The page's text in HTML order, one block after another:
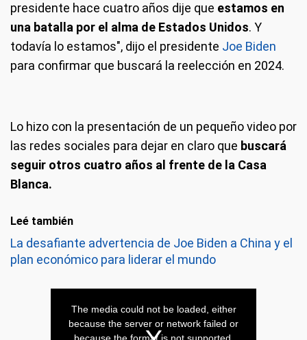
presidente hace cuatro años dije que estamos en
una batalla por el alma de Estados Unidos. Y
todavía lo estamos", dijo el presidente Joe Biden
para confirmar que buscará la reelección en 2024.
Lo hizo con la presentación de un pequeño video por
las redes sociales para dejar en claro que buscará
seguir otros cuatro años al frente de la Casa
Blanca.
Leé también
La desafiante advertencia de Joe Biden a China y el
plan económico para liderar el mundo